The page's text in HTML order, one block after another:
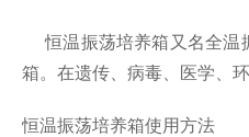
恒温振荡培养箱又名全温
箱。在遗传、病毒、医学、
恒温振荡培养箱使用方法